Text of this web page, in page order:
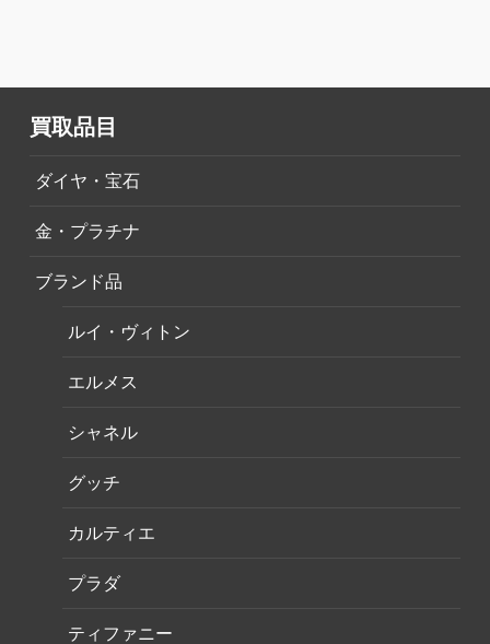
買取品目
ダイヤ・宝石
金・プラチナ
ブランド品
ルイ・ヴィトン
エルメス
シャネル
グッチ
カルティエ
プラダ
ティファニー